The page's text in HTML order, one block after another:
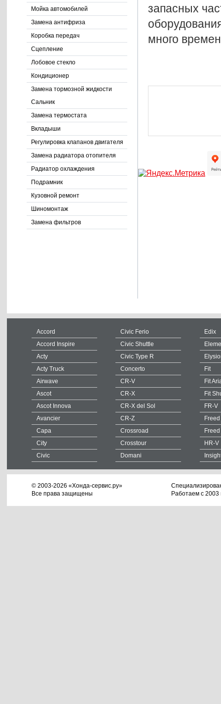
Мойка автомобилей
Замена антифриза
Коробка передач
Сцепление
Лобовое стекло
Кондиционер
Замена тормозной жидкости
Сальник
Замена термостата
Вкладыши
Регулировка клапанов двигателя
Замена радиатора отопителя
Радиатор охлаждения
Подрамник
Кузовной ремонт
Шиномонтаж
Замена фильтров
запасных
много
Accord
Accord Inspire
Acty
Acty Truck
Airwave
Ascot
Ascot Innova
Avancier
Capa
City
Civic
Civic Ferio
Civic Shuttle
Civic Type R
Concerto
CR-V
CR-X
CR-X del Sol
CR-Z
Crossroad
Crosstour
Domani
Edix
Fit
Fit
Fit
FR-V
Freed
HR-V
© 2003-2026 «Хонда-сервис.ру»
Все права защищены
Работаем с 2003